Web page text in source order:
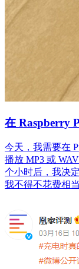
在 Raspberry
今天，我需要在
播放 MP3 或
个小时后，我决
我不得不花费相